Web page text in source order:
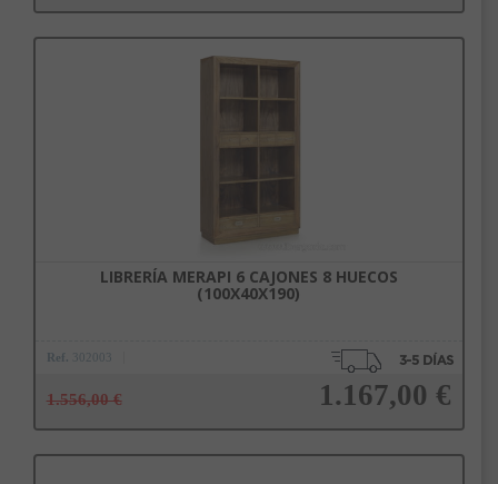
Añadir a la cesta
LIBRERÍA MERAPI 6 CAJONES 8 HUECOS
(100X40X190)
Ref.
1.556,00 € 1.167,00 €